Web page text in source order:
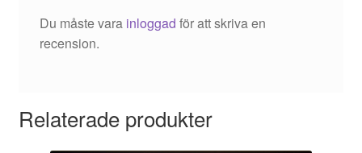
Du måste vara inloggad för att skriva en
recension.
Relaterade produkter